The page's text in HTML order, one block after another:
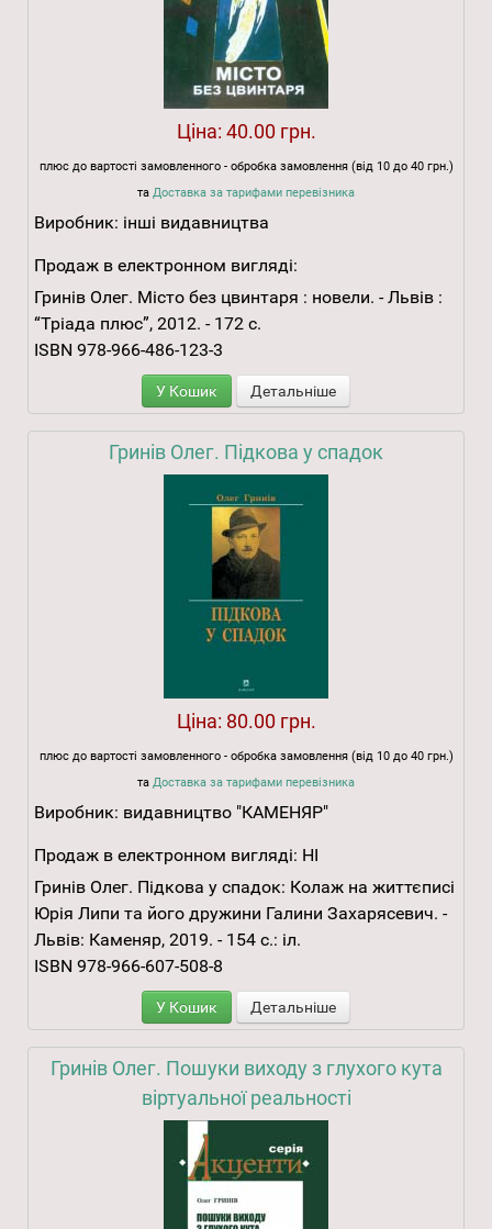
Ціна: 40.00 грн.
плюс до вартості замовленного - обробка замовлення (від 10 до 40 грн.)
та Доставка за тарифами перевізника
Виробник: інші видавництва
Продаж в електронном вигляді:
Гринів Олег. Місто без цвинтаря : новели. - Львів :
“Тріада плюс”, 2012. - 172 с.
ISBN 978-966-486-123-3
У Кошик Детальніше
Гринів Олег. Підкова у спадок
Ціна: 80.00 грн.
плюс до вартості замовленного - обробка замовлення (від 10 до 40 грн.)
та Доставка за тарифами перевізника
Виробник: видавництво "КАМЕНЯР"
Продаж в електронном вигляді: НІ
Гринів Олег. Підкова у спадок: Колаж на життєписі
Юрія Липи та його дружини Галини Захарясевич. -
Львів: Каменяр, 2019. - 154 с.: іл.
ISBN 978-966-607-508-8
У Кошик Детальніше
Гринів Олег. Пошуки виходу з глухого кута
віртуальної реальності